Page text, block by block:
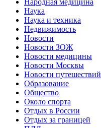
Наука
Наука и техника
Недвижимость
Новости
Новости ЗОЖ
Новости медицины
Новости Москвы
Новости путешествий
Образование
Общество
Около спорта
Отдых в России
Отдых за границей